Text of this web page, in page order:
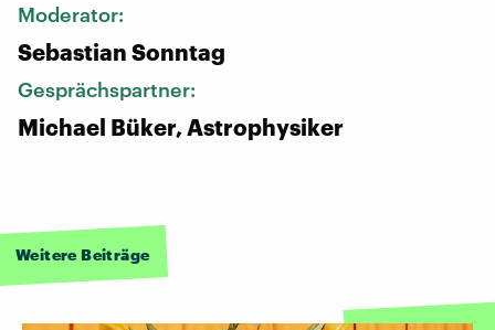
Moderator:
Sebastian Sonntag
Gesprächspartner:
Michael Büker, Astrophysiker
Weitere Beiträge